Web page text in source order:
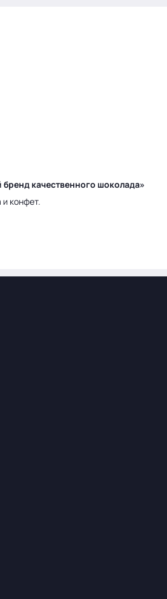
качественного шоколада»
конфет.